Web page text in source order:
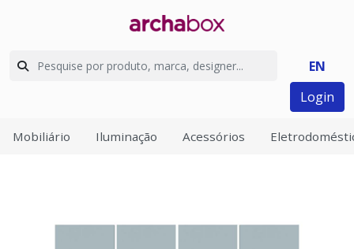
EN
Login
Mobiliário Iluminação Acessórios